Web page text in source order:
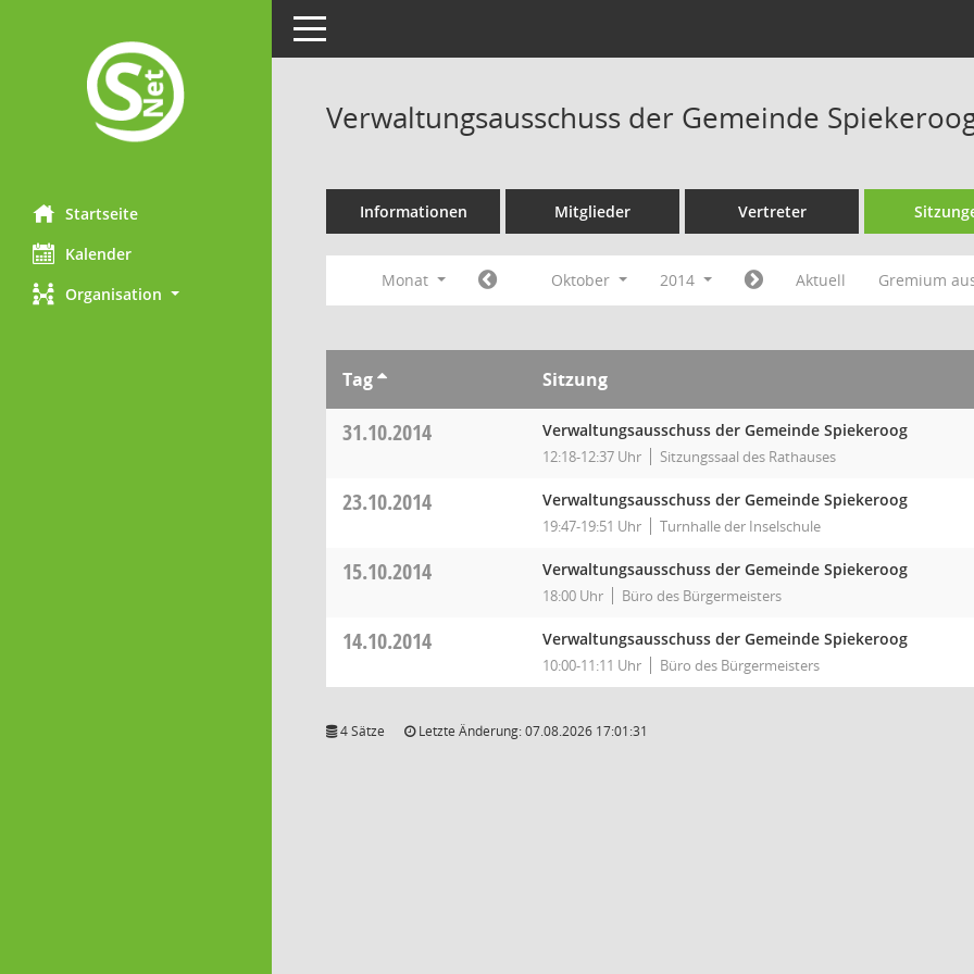
Startseite
Kalender
Organisation
Toggle navigation
Verwaltungsausschuss der Gemeinde
Informationen Mitglieder Vertreter
Monat Oktober 2014 Aktuell Gremium
Tag Sitzung
31.10.2014 Verwaltungsausschuss der Gemeinde Spiekeroog
12:18-12:37 Uhr Sitzungssaal des Rathauses
23.10.2014 Verwaltungsausschuss der Gemeinde Spiekeroog
19:47-19:51 Uhr Turnhalle der Inselschule
15.10.2014 Verwaltungsausschuss der Gemeinde Spiekeroog
18:00 Uhr Büro des Bürgermeisters
14.10.2014 Verwaltungsausschuss der Gemeinde Spiekeroog
10:00-11:11 Uhr Büro des Bürgermeisters
4 Sätze Letzte Änderung: 07.08.2026 17:01:31